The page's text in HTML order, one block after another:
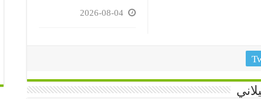
2026-08-04